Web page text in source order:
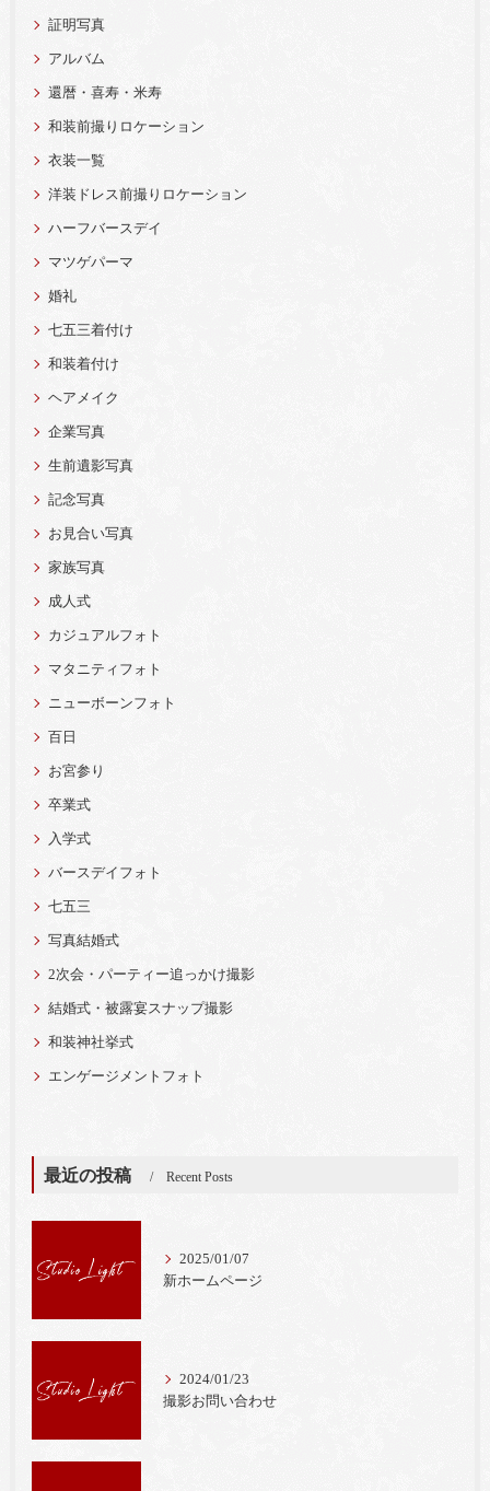
証明写真
アルバム
還暦・喜寿・米寿
和装前撮りロケーション
衣装一覧
洋装ドレス前撮りロケーション
ハーフバースデイ
マツゲパーマ
婚礼
七五三着付け
和装着付け
ヘアメイク
企業写真
生前遺影写真
記念写真
お見合い写真
家族写真
成人式
カジュアルフォト
マタニティフォト
ニューボーンフォト
百日
お宮参り
卒業式
入学式
バースデイフォト
七五三
写真結婚式
2次会・パーティー追っかけ撮影
結婚式・被露宴スナップ撮影
和装神社挙式
エンゲージメントフォト
最近の投稿 Recent Posts
2025/01/07
新ホームページ
2024/01/23
撮影お問い合わせ